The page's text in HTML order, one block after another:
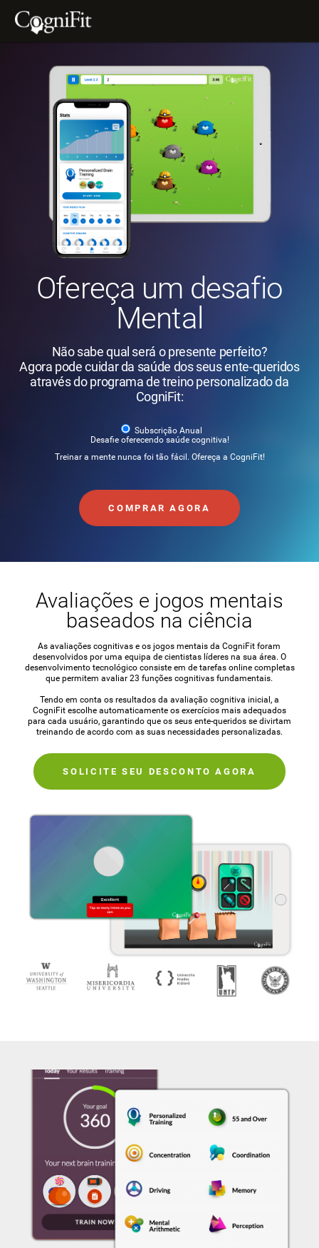
Ofereça um desafio
Mental
Não sabe qual será o presente perfeito?
Agora pode cuidar da saúde dos seus ente-queridos
através do programa de treino personalizado da
CogniFit:
Subscrição Anual
Desafie oferecendo saúde cognitiva!
Treinar a mente nunca foi tão fácil. Ofereça a CogniFit!
COMPRAR AGORA
Avaliações e jogos mentais
baseados na ciência
As avaliações cognitivas e os jogos mentais da CogniFit foram
desenvolvidos por uma equipa de cientistas líderes na sua área. O
desenvolvimento tecnológico consiste em de tarefas online completas
que permitem avaliar 23 funções cognitivas fundamentais.
Tendo em conta os resultados da avaliação cognitiva inicial, a
CogniFit escolhe automaticamente os exercícios mais adequados
para cada usuário, garantindo que os seus ente-queridos se divirtam
treinando de acordo com as suas necessidades personalizadas.
SOLICITE SEU DESCONTO AGORA